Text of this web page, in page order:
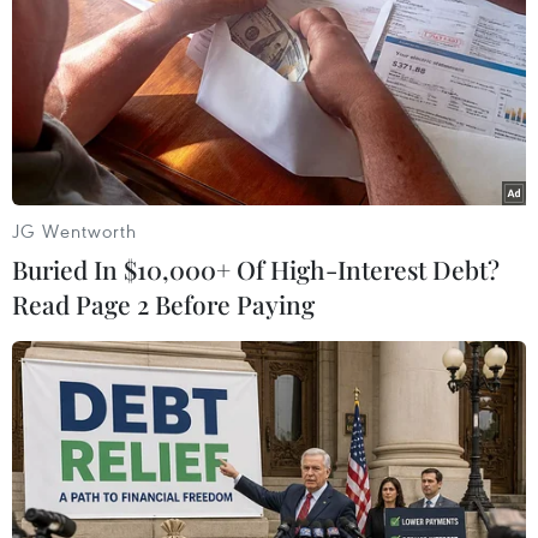
#Chứng khoán châu Á #Đồng yen
#Thị trường tiền tệ
#Thuế tiêu dùng
Thái Bình Anh
Theo dõi VietnamPlus
TIN CÙNG CHUYÊN MỤC
Chứng khoán tuần tới: VN-Index có
vượt được vùng 1.800 điểm?
JG Wentworth
Buried In $10,000+ Of High-Interest Debt?
Read Page 2 Before Paying